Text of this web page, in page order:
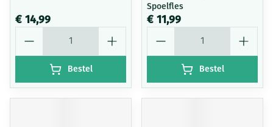
€ 14,99
Bestel
Spoelfles
€ 11,99
Bestel